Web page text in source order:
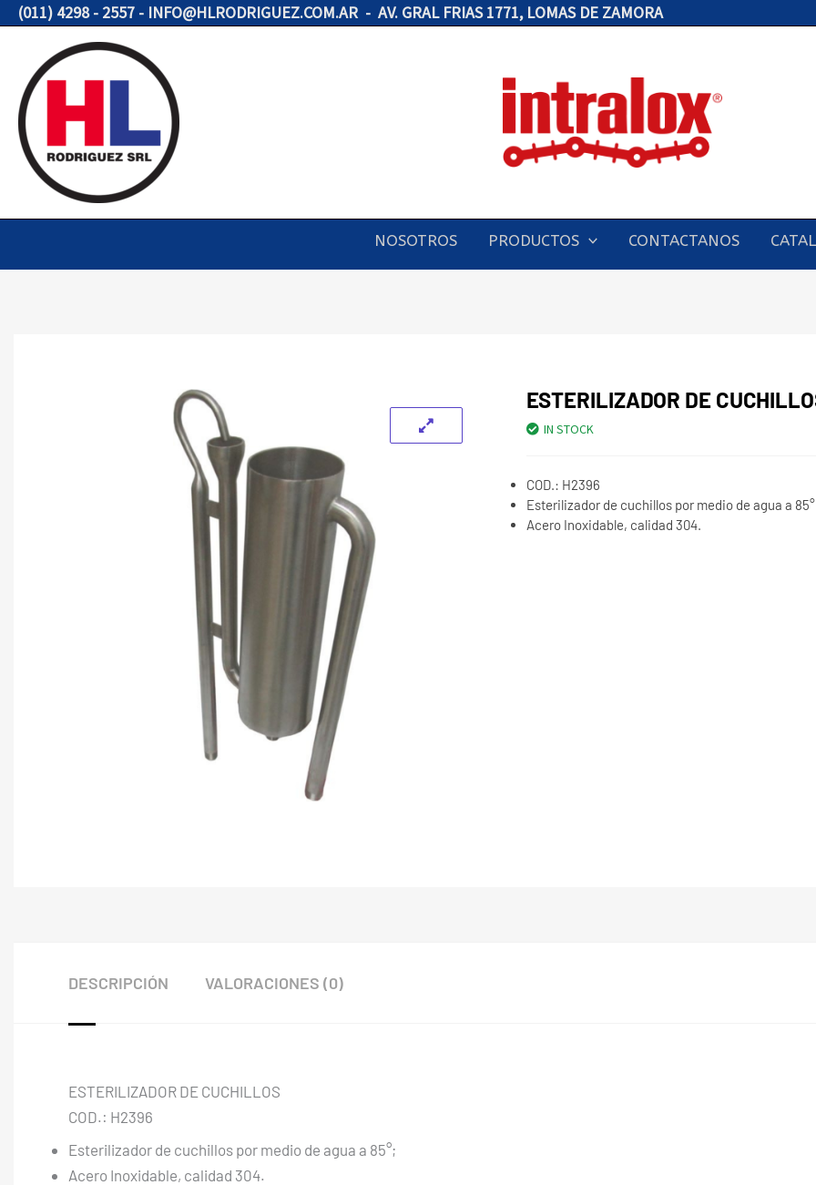
contenido
(011) 4298 - 2557 - INFO@HLRODRIGUEZ.COM.AR - AV. GRAL FRIAS 1771, LOMAS DE ZAMORA
NOSOTROS PRODUCTOS CONTACTANOS
ESTERILIZADOR DE
IN STOCK
COD.: H2396
Esterilizador de cuchillos por medio de agua a
Acero Inoxidable, calidad 304.
DESCRIPCIÓN VALORACIONES (0)
ESTERILIZADOR DE CUCHILLOS
COD.: H2396
Esterilizador de cuchillos por medio de agua a 85°;
Acero Inoxidable, calidad 304.